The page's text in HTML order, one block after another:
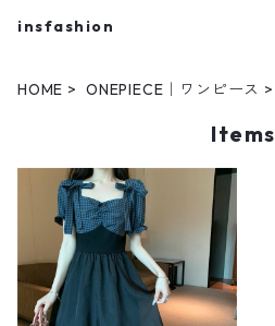
insfashion
HOME ONEPIECE｜ワンピース
Items